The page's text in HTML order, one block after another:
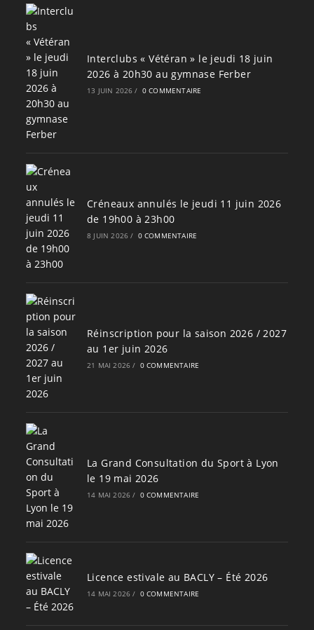
Interclubs « Vétéran » le jeudi 18 juin
2026 à 20h30 au gymnase Ferber
13 JUIN 2026 / 0 COMMENTAIRE
Créneaux annulés le jeudi 11 juin 2026
de 19h00 à 23h00
8 JUIN 2026 / 0 COMMENTAIRE
Réinscription pour la saison 2026 / 2027
au 1er juin 2026
21 MAI 2026 / 0 COMMENTAIRE
La Grand Consultation du Sport à Lyon
le 19 mai 2026
14 MAI 2026 / 0 COMMENTAIRE
Licence estivale au BACLY – Été 2026
14 MAI 2026 / 0 COMMENTAIRE